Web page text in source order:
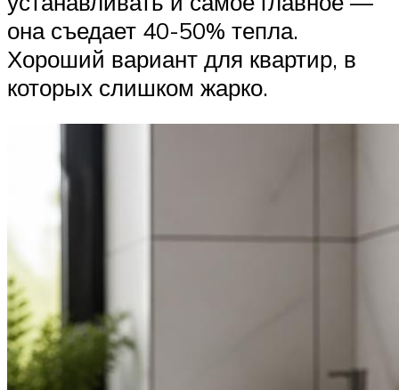
она съедает 40-50% тепла.
Хороший вариант для квартир, в
которых слишком жарко.